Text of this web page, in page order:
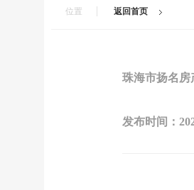
位置 返回首页
珠海市扬名房
发布时间：